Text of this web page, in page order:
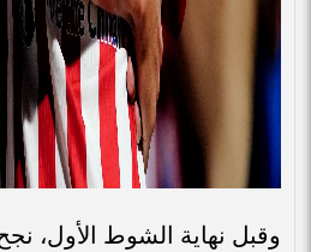
وقبل نهاية الشوط الأول،